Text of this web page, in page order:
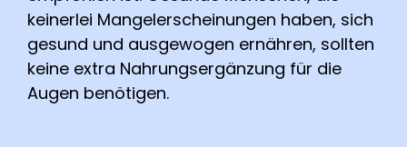
keinerlei Mangelerscheinungen haben, sich
gesund und ausgewogen ernähren, sollten
keine extra Nahrungsergänzung für die
Augen benötigen.